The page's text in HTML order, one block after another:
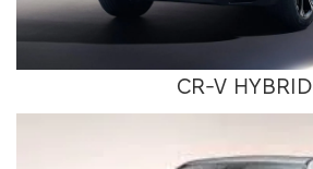
CR-V HYBRID